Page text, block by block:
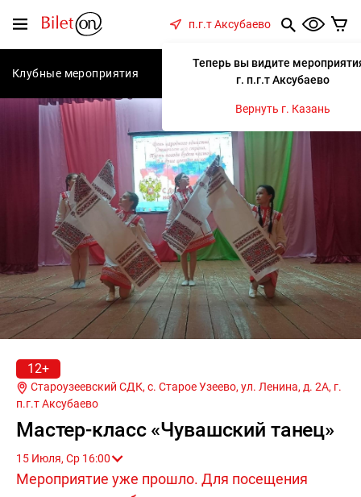
Меню
п.г.т Аксубаево
Теперь вы видите
г. п.г.т Аксубаево
Вернуть г. Казань
Клубные мероприятия Концерты Спектакли
12+
Староузеевский СДК, с. Старое Узеево, ул. Ленина, д. 2А, г.
п.г.т Аксубаево
Мастер-класс «Чувашский танец»
15 Июля, Ср 16:00
Мероприятие уже прошло. Для посещения